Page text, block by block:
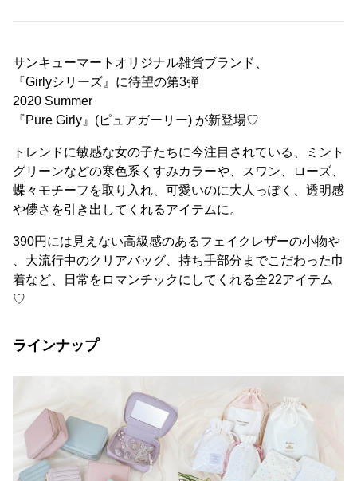
サンキューマートオリジナル雑貨ブランド、
『Girlyシリーズ』に待望の第3弾
2020 Summer
『Pure Girly』(ピュアガーリー) が新登場♡
トレンドに敏感な女の子たちに今注目されている、ミント
グリーンなどの寒色系くすみカラーや、スワン、ローズ、
蝶々モチーフを取り入れ、可愛いのに大人っぽく、透明感
や儚さを引き出してくれるアイテムに。
390円には見えない高級感のあるフェイクレザーの小物や
、大流行中のクリアバッグ、持ち手部分までこだわった巾
着など、日常をロマンチックにしてくれる全22アイテム
♡
ラインナップ